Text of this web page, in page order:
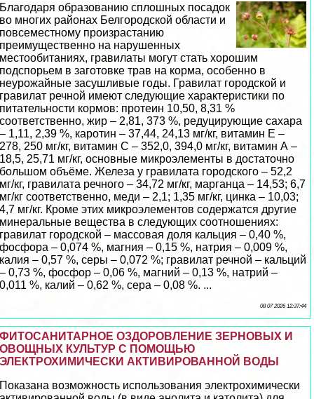
Благодаря образованию сплошных посадок
во многих районах Белгородской области и
повсеместному произрастанию
преимущественно на нарушенных
местообитаниях, гравилаты могут стать хорошим
подспорьем в заготовке трав на корма, особенно в
неурожайные засушливые годы. Гравилат городской и
гравилат речной имеют следующие хаpaктеристики по
питательности кормов: протеин 10,50, 8,31 %
соответственно, жир – 2,81, 373 %, редуцирующие сахара
– 1,11, 2,39 %, каротин – 37,44, 24,13 мг/кг, витамин Е –
278, 250 мг/кг, витамин С – 352,0, 394,0 мг/кг, витамин А –
18,5, 25,71 мг/кг, основные микроэлементы в достаточно
большом объёме. Железа у гравилата городского – 52,2
мг/кг, гравилата речного – 34,72 мг/кг, марганца – 14,53; 6,7
мг/кг соответственно, меди – 2,1; 1,35 мг/кг, цинка – 10,03;
4,7 мг/кг. Кроме этих микроэлементов содержатся другие
минеральные вещества в следующих соотношениях:
гравилат городской – массовая доля кальция – 0,40 %,
фосфора – 0,074 %, магния – 0,15 %, натрия – 0,009 %,
калия – 0,57 %, серы – 0,072 %; гравилат речной – кальций
– 0,73 %, фосфор – 0,06 %, магний – 0,13 %, натрий –
0,011 %, калий – 0,62 %, сера – 0,08 %. ...
08 07 2026 12:37:44
ФИТОСАНИТАРНОЕ ОЗДОРОВЛЕНИЕ ЗЕРНОВЫХ И
ОВОЩНЫХ КУЛЬТУР С ПОМОЩЬЮ
ЭЛЕКТРОХИМИЧЕСКИ АКТИВИРОВАННОЙ ВОДЫ
Показана возможность использования электрохимически